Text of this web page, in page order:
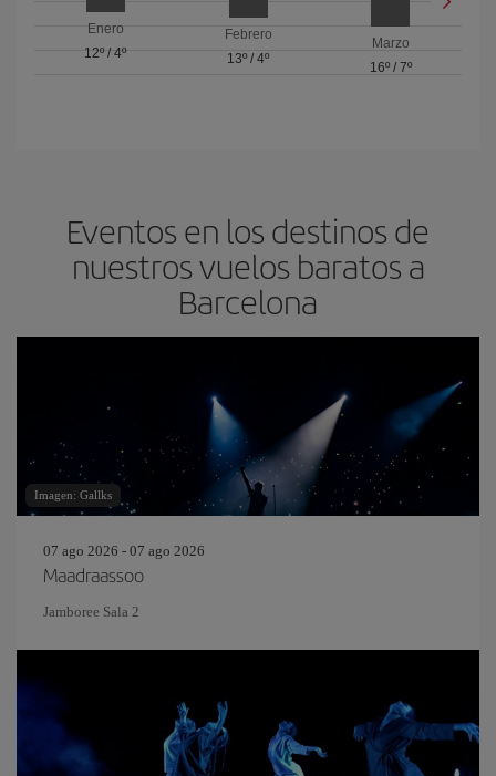
Enero
12º/4º
Febrero
13º / 4º
Marzo
16º/ 7º
Eventos en los destinos de
nuestros vuelos baratos a
Barcelona
Imagen: Gallks
07 ago 2026 - 07 ago 2026
Maadraassoo
Jamboree Sala 2